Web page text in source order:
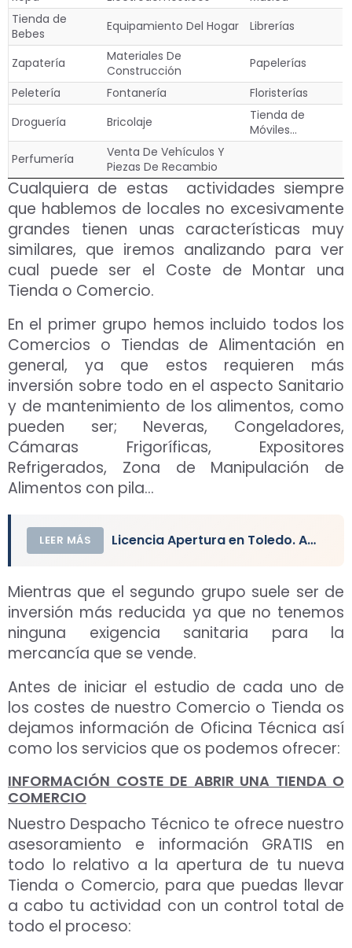
Tienda de
Bebes
Equipamiento Del Hogar Librerías
Zapatería
Materiales De
Construcción
Papelerías
Peletería
Fontanería
Floristerías
Droguería
Bricolaje
Tienda de
Móviles…
Perfumería
Venta De Vehículos Y
Piezas De Recambio
Cualquiera de estas actividades siempre
que hablemos de locales no excesivamente
grandes tienen unas características muy
similares, que iremos analizando para ver
cual puede ser el Coste de Montar una
Tienda o Comercio.
En el primer grupo hemos incluido todos los
Comercios o Tiendas de Alimentación en
general, ya que estos requieren más
inversión sobre todo en el aspecto Sanitario
y de mantenimiento de los alimentos, como
pueden ser; Neveras, Congeladores,
Cámaras Frigoríficas, Expositores
Refrigerados, Zona de Manipulación de
Alimentos con pila…
LEER MÁS Licencia Apertura en Toledo. Actividad y Local Comercial
Mientras que el segundo grupo suele ser de
inversión más reducida ya que no tenemos
ninguna exigencia sanitaria para la
mercancía que se vende.
Antes de iniciar el estudio de cada uno de
los costes de nuestro Comercio o Tienda os
dejamos información de Oficina Técnica así
como los servicios que os podemos ofrecer:
INFORMACIÓN COSTE DE ABRIR UNA TIENDA O
COMERCIO
Nuestro Despacho Técnico te ofrece nuestro
asesoramiento e información GRATIS en
todo lo relativo a la apertura de tu nueva
Tienda o Comercio, para que puedas llevar
a cabo tu actividad con un control total de
todo el proceso: